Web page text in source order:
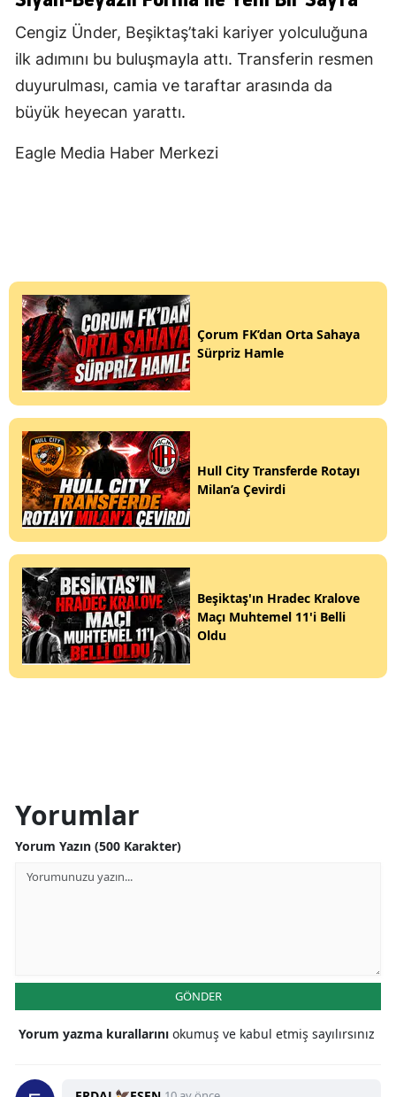
Cengiz Ünder, Beşiktaş’taki kariyer yolculuğuna
ilk adımını bu buluşmayla attı. Transferin resmen
duyurulması, camia ve taraftar arasında da
büyük heyecan yarattı.
Eagle Media Haber Merkezi
Çorum FK’dan Orta Sahaya
Sürpriz Hamle
Hull City Transferde Rotayı
Milan’a Çevirdi
Beşiktaş'ın Hradec Kralove
Maçı Muhtemel 11'i Belli
Oldu
Yorumlar
Yorum Yazın (500 Karakter)
GÖNDER
Yorum yazma kurallarını okumuş ve kabul etmiş sayılırsınız